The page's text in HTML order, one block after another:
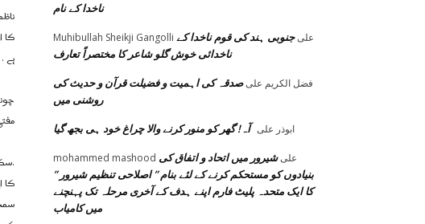
کا
ہے
کا
ناخدا کے نام
Muhibullah Sheikji Gangolli علىجنوبی ہند کی قوم ناخدا کے
ناخدائی خوش گلو شاعر کا مختصراً تعارف
فضل الكريم علىصدقہ کی اہمیت و فضیلت قرآن و حدیث کی
روشنی میں
ابوذر على آہ! گھر کو منور کرنے والا چراغ خود ہی بجھ گیا
mohammed mashood علىشیرور میں اتحاد و اتفاق کی
بنیادوں کو مستحکم کرنے کے لئے بنام ” اصلاحی تنظیم شیرور ”
کا ایک متحدہ پلیٹ فارم اپنے ہدف کے آخری مرحلہ تک پہنچنے
میں کامیاب